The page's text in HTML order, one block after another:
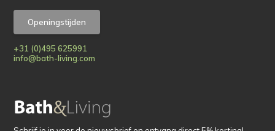
Openingstijden
+31 (0)495 625991
info@bath-living.com